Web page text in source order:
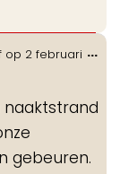
op 2 februari
naaktstrand
gebeuren.
...